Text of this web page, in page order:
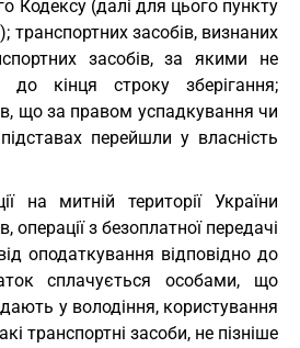
Кодексу (далі для цього пункту
транспортних засобів, визнаних
засобів, за якими не
до кінця строку зберігання;
що за правом успадкування чи
перейшли у власність
на митній території України
операції з безоплатної передачі
оподаткування відповідно до
сплачується особами, що
у володіння, користування
транспортні засоби, не пізніше